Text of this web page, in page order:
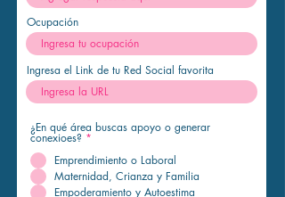
Ocupación
Ingresa el Link de tu Red Social favorita
¿En qué área buscas apoyo o generar
conexioes? *
Emprendimiento o Laboral
Maternidad, Crianza y Familia
Empoderamiento y Autoestima